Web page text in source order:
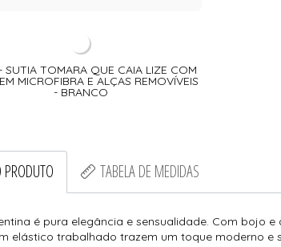
SUTIA TOMARA QUE CAIA LIZE COM
MICROFIBRA E ALÇAS REMOVÍVEIS
- BRANCO
PRODUTO TABELA DE MEDIDAS
é pura elegância e sensualidade. Com bojo
elástico trabalhado trazem um toque moderno e